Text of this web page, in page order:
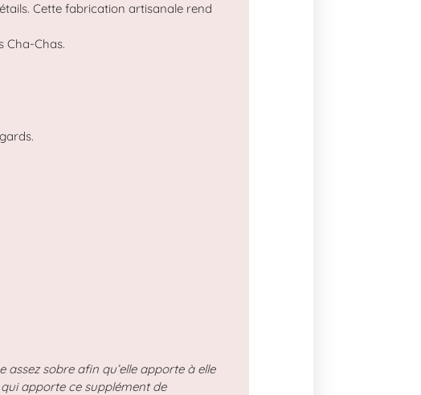
Cette fabrication artisanale rend
Cha-Chas.
sobre afin qu’elle apporte à elle
apporte ce supplément de